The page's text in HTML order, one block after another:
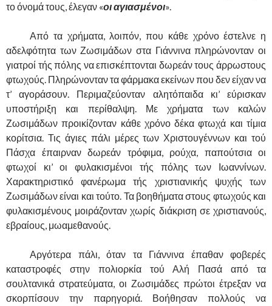
το όνομά τους, έλεγαν «οι αγιασμένοι».
Από τα χρήματα, λοιπόν, που κάθε χρόνο έστελνε η
αδελφότητα των Ζωσιμάδων στα Γιάννινα πληρώνονταν οι
γιατροί τής πόλης να επισκέπτονται δωρεάν τους άρρωστους
φτωχούς. Πληρώνονταν τα φάρμακα εκείνων που δεν είχαν να
τ’ αγοράσουν. Περιμαζεύονταν αλητόπαιδα κι’ εύρισκαν
υποστήριξη και περίθαλψη. Με χρήματα των καλών
Ζωσιμάδων προικίζονταν κάθε χρόνο δέκα φτωχά και τίμια
κορίτσια. Τις άγιες πάλι μέρες των Χριστουγέννων και τού
Πάσχα έπαιρναν δωρεάν τρόφιμα, ρούχα, παπούτσια οι
φτωχοί κι’ οι φυλακισμένοι τής πόλης των Ιωαννίνων.
Χαρακτηριστικό φανέρωμα τής χριστιανικής ψυχής των
Ζωσιμάδων είναι και τούτο. Τα βοηθήματα στους φτωχούς και
φυλακισμένους μοιράζονταν χωρίς διάκριση σε χριστιανούς,
εβραίους, μωαμεθανούς.
Αργότερα πάλι, όταν τα Γιάννινα έπαθαν φοβερές
καταστροφές στην πολιορκία τού Αλή Πασά από τα
σουλτανικά στρατεύματα, οι Ζωσιμάδες πρώτοι έτρεξαν να
σκορπίσουν την παρηγοριά. Βοήθησαν πολλούς να